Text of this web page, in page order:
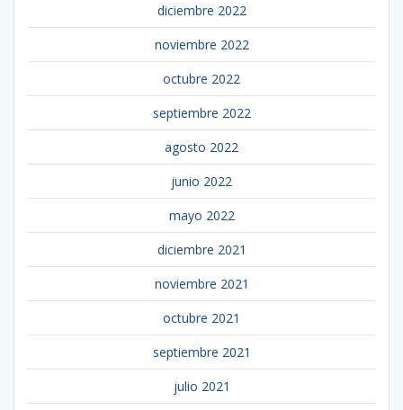
diciembre 2022
noviembre 2022
octubre 2022
septiembre 2022
agosto 2022
junio 2022
mayo 2022
diciembre 2021
noviembre 2021
octubre 2021
septiembre 2021
julio 2021